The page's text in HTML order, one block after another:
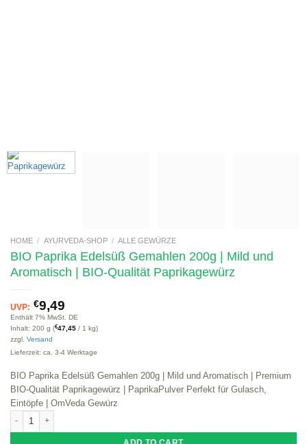
HOME / AYURVEDA-SHOP / ALLE GEWÜRZE
BIO Paprika Edelsüß Gemahlen 200g | Mild und
Aromatisch | BIO-Qualität Paprikagewürz
UVP: €9,49
Enthält 7% MwSt. DE
Inhalt: 200 g (€47,45 / 1 kg)
zzgl. Versand
Lieferzeit: ca. 3-4 Werktage
BIO Paprika Edelsüß Gemahlen 200g | Mild und Aromatisch | Premium
BIO-Qualität Paprikagewürz | PaprikaPulver Perfekt für Gulasch,
Eintöpfe | OmVeda Gewürz
BIO Paprika Edelsüß Gemahlen 200g | Mild und Aromatisch | BIO-Qualität